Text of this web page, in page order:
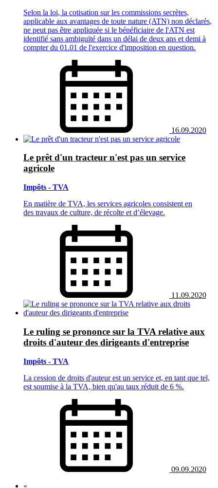
Selon la loi, la cotisation sur les commissions secrètes,
applicable aux avantages de toute nature (ATN) non déclarés,
ne peut pas être appliquée si le bénéficiaire de l'ATN est
identifié sans ambiguïté dans un délai de deux ans et demi à
compter du 01.01 de l'exercice d'imposition en question.
16.09.2020
Le prêt d'un tracteur n'est pas un service
agricole
Impôts - TVA
En matière de TVA, les services agricoles consistent en
des travaux de culture, de récolte et d’élevage.
11.09.2020
Le ruling se prononce sur la TVA relative aux
droits d'auteur des dirigeants d'entreprise
Impôts - TVA
La cession de droits d'auteur est un service et, en tant que tel,
est soumise à la TVA, bien qu'au taux réduit de 6 %.
09.09.2020
«